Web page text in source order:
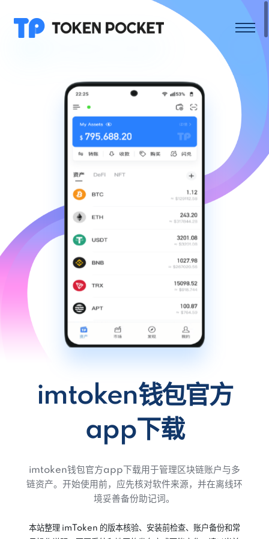
imtoken钱包官方
app下载
imtoken钱包官方app下载用于管理区块链账户与多
链资产。开始使用前，应先核对软件来源，并在离线环
境妥善备份助记词。
本站整理 imToken 的版本核验、安装前检查、账户备份和常